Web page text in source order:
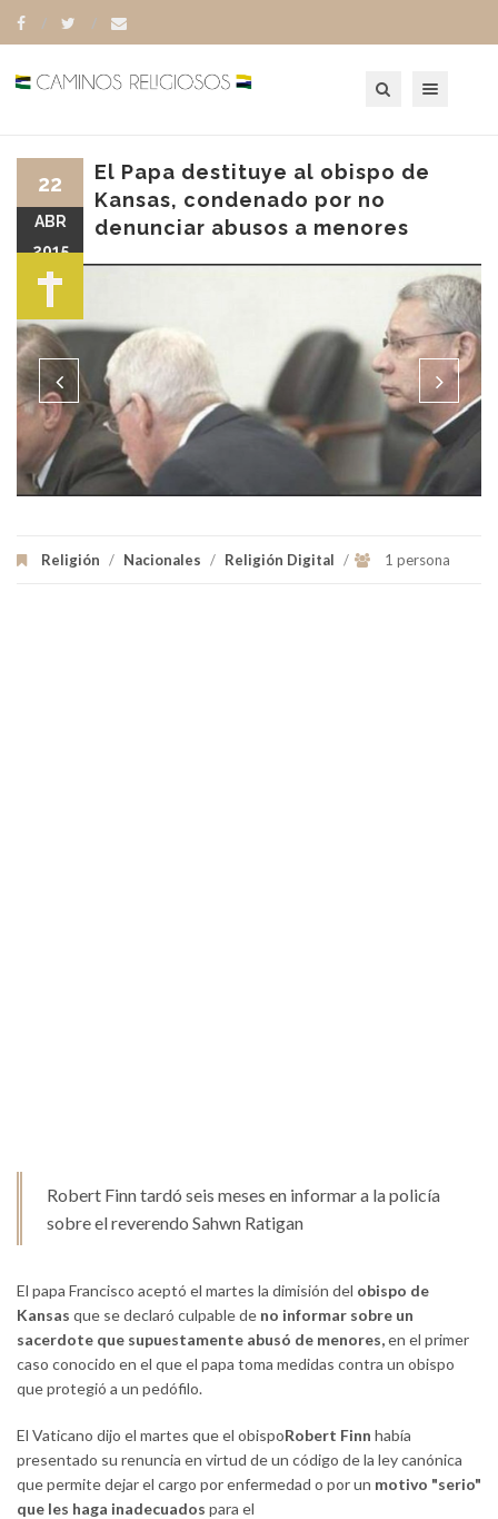
El Papa destituye al obispo de
Kansas, condenado por no
denunciar abusos a menores
Religión / Nacionales / Religión Digital / 1 persona
22
ABR
2015
Robert Finn tardó seis meses en informar a la policía
sobre el reverendo Sahwn Ratigan
El papa Francisco aceptó el martes la dimisión del obispo de
Kansas que se declaró culpable de no informar sobre un
sacerdote que supuestamente abusó de menores,en el primer
caso conocido en el que el papa toma medidas contra un obispo
que protegió a un pedófilo.
El Vaticano dijo el martes que el obispoRobert Finn había
presentado su renuncia en virtud de un código de la ley canónica
que permite dejar el cargo por enfermedad o por un motivo "serio"
que les haga inadecuados para el